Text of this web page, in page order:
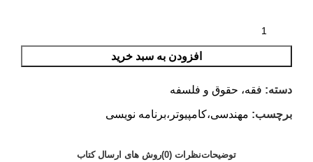
افزودن به سبد خرید
دسته: فقه، حقوق و فلسفه
برچسب: مهندسی،کامپیوتر،برنامه نویسی
توضیحاتنظرات (0) روش های ارسال کتاب